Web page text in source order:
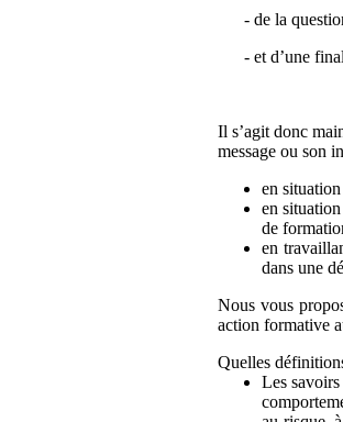
- de la
- et d’une
Il s’agit donc
message ou son
en
en
de
en
dans une
Nous vous
action formative
Quelles
Les